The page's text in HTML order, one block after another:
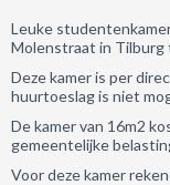
Leuke
Molenstraat in Tilburg
Deze kamer is per
huurtoeslag is niet
De kamer van 16m2
gemeentelijke
Voor deze kamer